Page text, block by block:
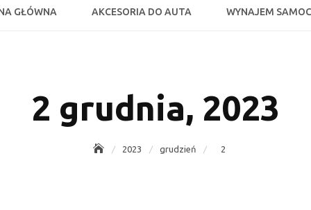
GŁÓWNA AKCESORIA DO AUTA WYNAJEM
2 grudnia, 2023
2023 grudzień 2